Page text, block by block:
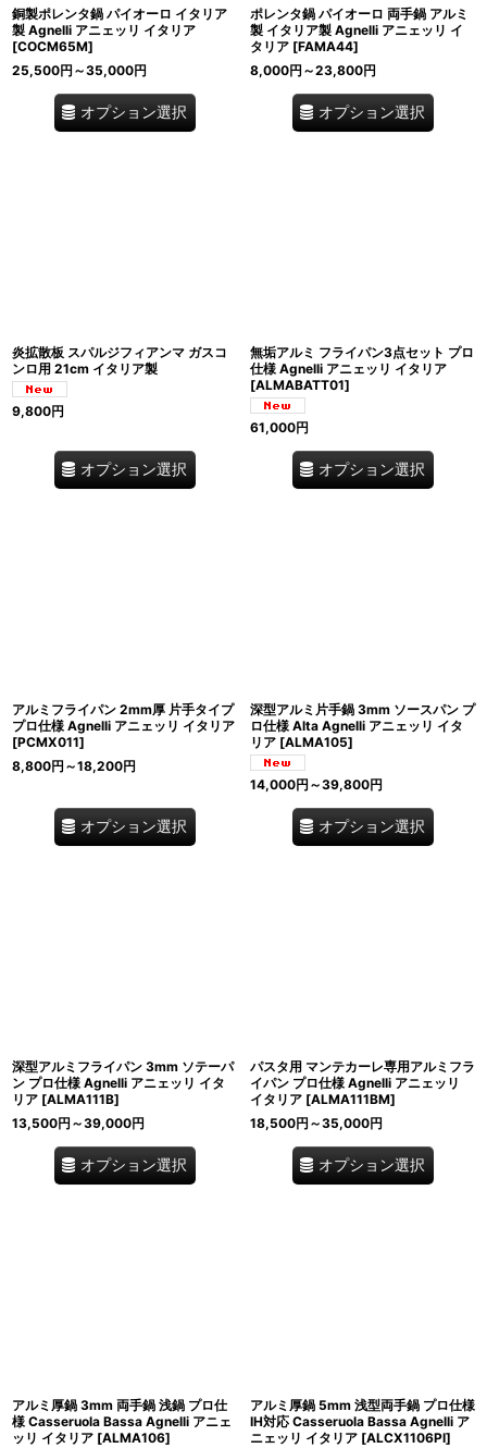
銅製ポレンタ鍋 パイオーロ イタリア
製 Agnelli アニェッリ イタリア
[COCM65M]
25,500円 ～35,000円
オプション選択
ポレンタ鍋 パイオーロ 両手鍋 アルミ
製 イタリア製 Agnelli アニェッリ イ
タリア [FAMA44]
8,000円 ～23,800円
オプション選択
炎拡散板 スパルジフィアンマ ガスコ
ンロ用 21cm イタリア製
9,800円
オプション選択
無垢アルミ フライパン3点セット プロ
仕様 Agnelli アニェッリ イタリア
[ALMABATT01]
61,000円
オプション選択
アルミフライパン 2mm厚 片手タイプ
プロ仕様 Agnelli アニェッリ イタリア
[PCMX011]
8,800円 ～18,200円
オプション選択
深型アルミ片手鍋 3mm ソースパン プ
ロ仕様 Alta Agnelli アニェッリ イタ
リア [ALMA105]
14,000円 ～39,800円
オプション選択
深型アルミフライパン 3mm ソテーパ
ン プロ仕様 Agnelli アニェッリ イタ
リア [ALMA111B]
13,500円 ～39,000円
オプション選択
パスタ用 マンテカーレ専用アルミフラ
イパン プロ仕様 Agnelli アニェッリ
イタリア [ALMA111BM]
18,500円 ～35,000円
オプション選択
アルミ厚鍋 3mm 両手鍋 浅鍋 プロ仕
様 Casseruola Bassa Agnelli アニェ
ッリ イタリア [ALMA106]
アルミ厚鍋 5mm 浅型両手鍋 プロ仕様
IH対応 Casseruola Bassa Agnelli ア
ニェッリ イタリア [ALCX1106PI]